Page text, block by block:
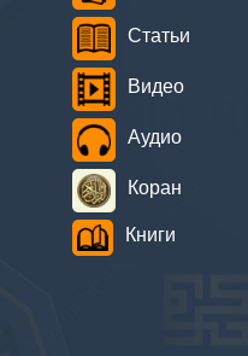
Статьи
Видео
Аудио
Коран
Книги